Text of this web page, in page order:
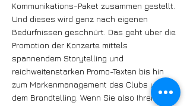
Kommunikations-Paket zusammen gestellt.
Und dieses wird ganz nach eigenen
Bedürfnissen geschnürt. Das geht über die
Promotion der Konzerte mittels
spannendem Storytelling und
reichweitenstarken Promo-Texten bis hin
zum Markenmanagement des Clubs und
dem Brandtelling. Wenn Sie also Ihrem Club